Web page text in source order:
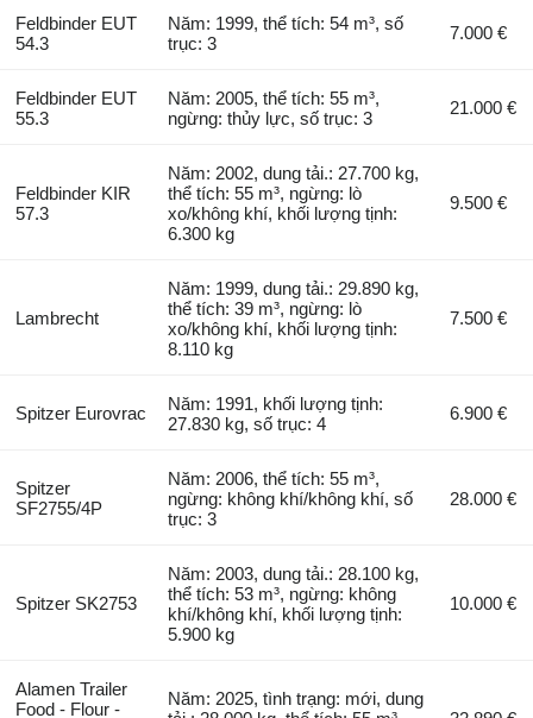
Feldbinder EUT
54.3
Năm: 1999, thể tích: 54 m³, số
trục: 3
7.000 €
Feldbinder EUT
55.3
Năm: 2005, thể tích: 55 m³,
ngừng: thủy lực, số trục: 3
21.000 €
Feldbinder KIR
57.3
Năm: 2002, dung tải.: 27.700 kg,
thể tích: 55 m³, ngừng: lò
xo/không khí, khối lượng tịnh:
6.300 kg
9.500 €
Lambrecht
Năm: 1999, dung tải.: 29.890 kg,
thể tích: 39 m³, ngừng: lò
xo/không khí, khối lượng tịnh:
8.110 kg
7.500 €
Spitzer Eurovrac
Năm: 1991, khối lượng tịnh:
27.830 kg, số trục: 4
6.900 €
Spitzer
SF2755/4P
Năm: 2006, thể tích: 55 m³,
ngừng: không khí/không khí, số
trục: 3
28.000 €
Spitzer SK2753
Năm: 2003, dung tải.: 28.100 kg,
thể tích: 53 m³, ngừng: không
khí/không khí, khối lượng tịnh:
5.900 kg
10.000 €
Alamen Trailer
Food - Flour -
Năm: 2025, tình trạng: mới, dung